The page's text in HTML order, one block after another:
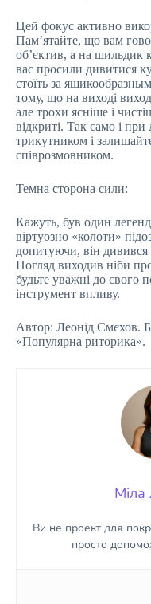
Цей фокус активно
Пам’ятайте, що вам
об’єктив, а на шильдик
вас просили дивитися
стоїть за
тому, що на виході
але трохи ясніше і
відкриті. Так само і при
трикутником і
співрозмовником.
Темна сторона сили:
Кажуть, був один
віртуозно «колоти»
допитуючи, він дивився
Погляд виходив ніби
будьте уважні до свого
інструмент впливу.
Автор: Леонід Смєхов.
«Популярна риторика».
Міла
Ви не проект для
просто